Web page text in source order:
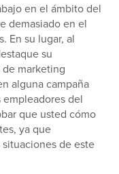
en el ámbito del
demasiado en el
En su lugar, al
su
marketing
alguna campaña
del
que usted cómo
ya que
de este